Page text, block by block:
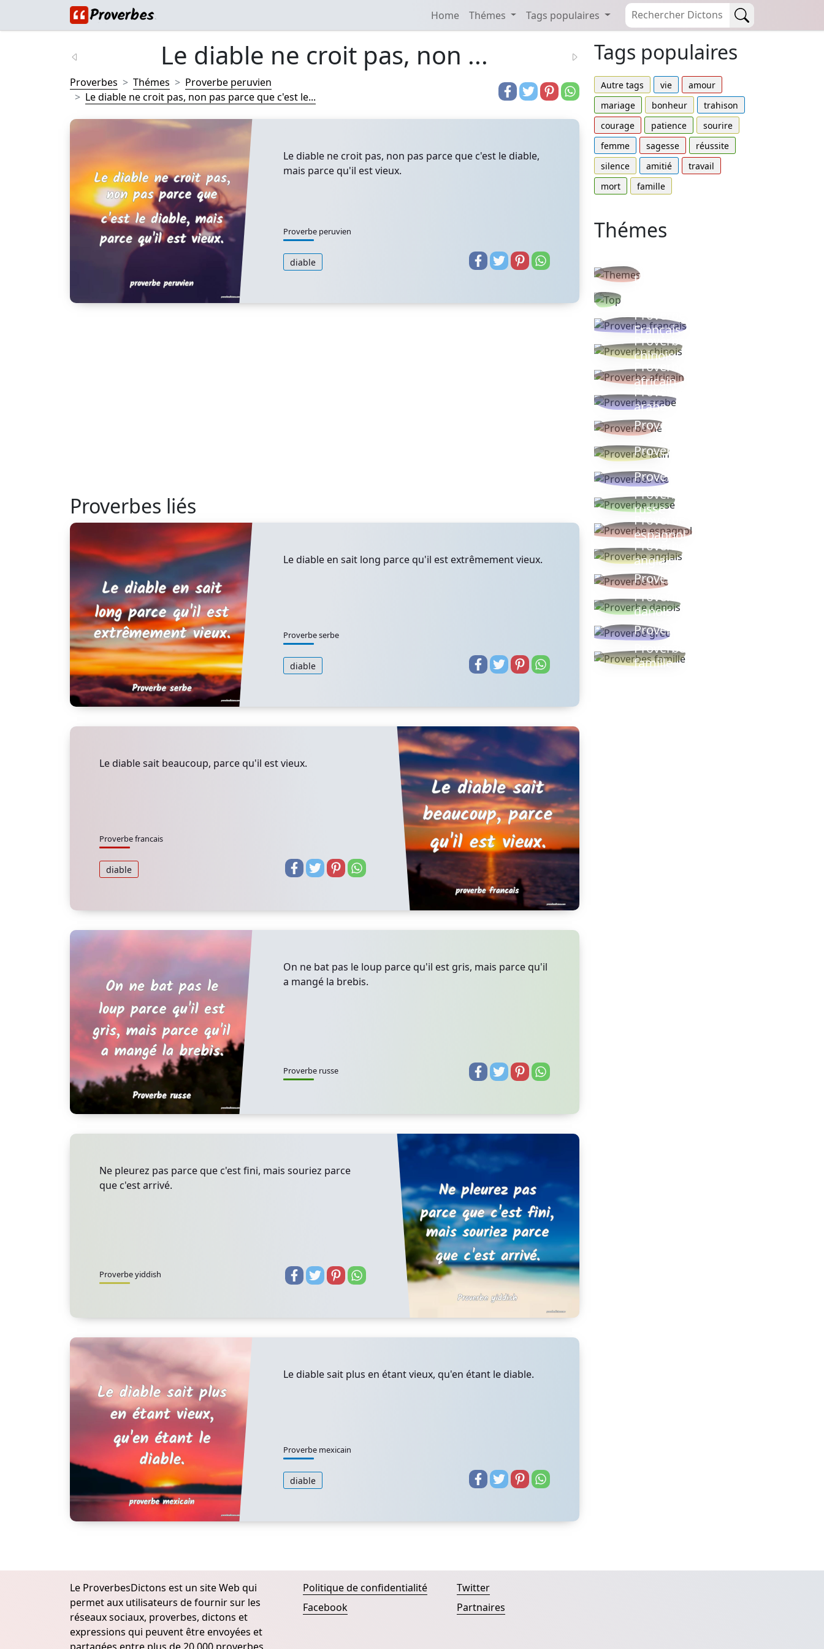
Home Thémes Tags populaires
Le diable ne croit pas, non ...
Proverbes Thémes
Proverbe peruvien
Le diable ne croit pas, non pas parce que c'est le...
Le diable ne croit pas, non pas parce que c'est le diable,
mais parce qu'il est vieux.
Proverbe peruvien
diable
Proverbes liés
Le diable en sait long parce qu'il est extrêmement vieux.
Proverbe serbe
diable
Le diable sait beaucoup, parce qu'il est vieux.
Proverbe francais
diable
On ne bat pas le loup parce qu'il est gris, mais parce qu'il
a mangé la brebis.
Proverbe russe
Ne pleurez pas parce que c'est fini, mais souriez parce
que c'est arrivé.
Proverbe yiddish
Le diable sait plus en étant vieux, qu'en étant le diable.
Proverbe mexicain
diable
Tags populaires
Autre tags vie
amour
mariage
bonheur
trahison
courage
patience
sourire
femme
sagesse
réussite
silence
amitié
travail
mort
famille
Thémes
thèmes
Proverbe
Français
Proverbe
chinois
Proverbe
africain
Proverbe
arabe
Proverbe vie
Proverbe latin
Proverbes ete
Proverbe
russe
Proverbe
espagnol
Proverbe
anglais
Proverbe turc
Proverbe
danois
Proverbe grec
Proverbes
famille
Le ProverbesDictons est un site Web qui
permet aux utilisateurs de fournir sur les
réseaux sociaux, proverbes, dictons et
expressions qui peuvent être envoyées et
Politique de confidentialité
Facebook
Twitter
Partnaires